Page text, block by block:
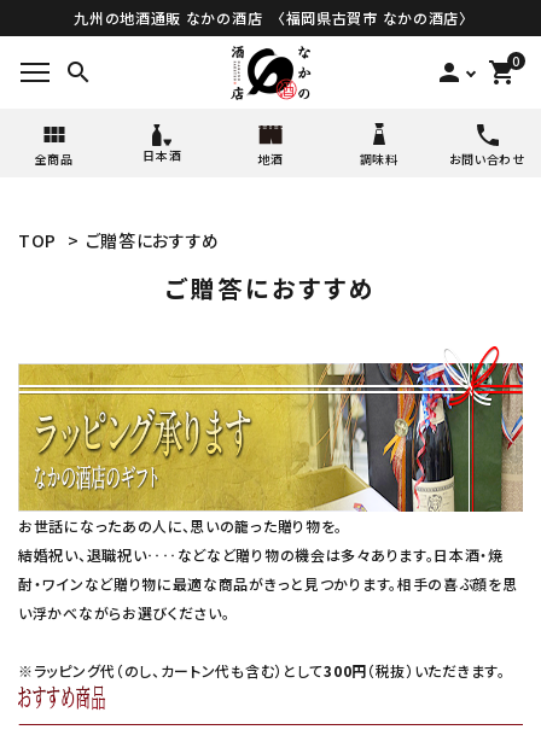
九州の地酒通販 なかの酒店 〈福岡県古賀市 なかの酒店〉
search person 0
shopping_cart
全商品 日本酒 地酒 調味料 お問い合わせ
TOP > ご贈答におすすめ
ご贈答におすすめ
お世話になったあの人に、思いの籠った贈り物を。
結婚祝い、退職祝い‥‥などなど贈り物の機会は多々あります。日本酒・焼
酎・ワインなど贈り物に最適な商品がきっと見つかります。相手の喜ぶ顔を思
い浮かべながらお選びください。
※ラッピング代（のし、カートン代も含む）として300円（税抜）いただきます。